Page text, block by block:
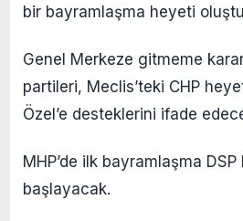
bir bayramlaşma heyeti
Genel Merkeze gitmeme
partileri, Meclis’teki CHP
Özel’e desteklerini ifade
MHP’de ilk bayramlaşma
başlayacak.